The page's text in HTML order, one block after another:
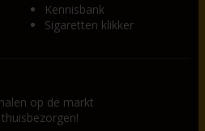
Kennisbank
Sigaretten klikker
op de markt